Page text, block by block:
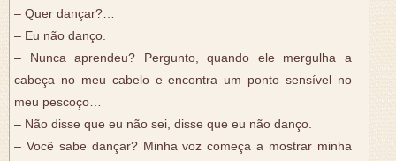
– Quer dançar?…
– Eu não danço.
– Nunca aprendeu? Pergunto, quando ele mergulha a
cabeça no meu cabelo e encontra um ponto sensível no
meu pescoço…
– Não disse que eu não sei, disse que eu não danço.
– Você sabe dançar? Minha voz começa a mostrar minha